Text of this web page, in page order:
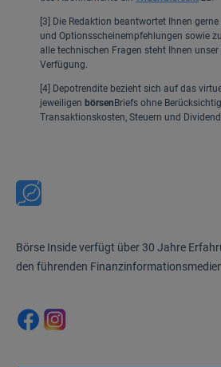
[3] Die Redaktion beantwortet Ihnen
und Optionsscheinempfehlungen sowie
alle technischen Fragen steht Ihnen
Verfügung.
[4] Depotrendite bezieht sich auf das
jeweiligen börsen Briefs ohne
Transaktionskosten, Steuern und
Börse Inside verfügt über 30 Jahre
den führenden